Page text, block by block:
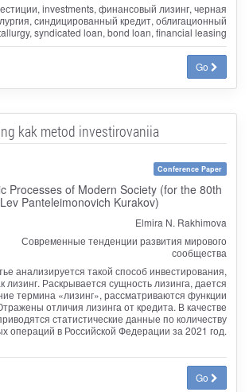
investments, финансовый лизинг, черная
синдицированный кредит, облигационный
syndicated loan, bond loan, financial leasing
Go
kak metod investirovaniia
Conference Paper
Processes of Modern Society (for the 80th
Panteleimonovich Kurakov)
Elmira N. Rakhimova
Современные тенденции развития мирового
сообщества
анализируется такой способ инвестирования,
лизинг. Раскрывается сущность лизинга, дается
термина «лизинг», рассматриваются функции
отличия лизинга от кредита. В качестве
статистические данные по количеству
операций в Российской Федерации за 2021 год.
Go